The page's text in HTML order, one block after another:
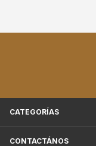
CATEGORÍAS
CONTACTÁNOS